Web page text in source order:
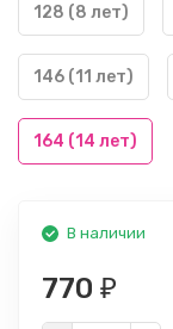
128 (8 лет)
146 (11 лет)
164 (14 лет)
В наличии
770 ₽